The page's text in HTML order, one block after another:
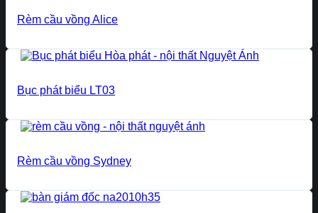
Rèm cầu vồng Alice
Bục phát biểu LT03
Rèm cầu vồng Sydney